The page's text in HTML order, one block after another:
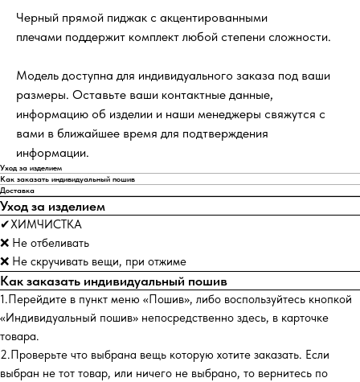
Черный прямой пиджак с акцентированными
плечами поддержит комплект любой степени сложности.
Модель доступна для индивидуального заказа под ваши
размеры. Оставьте ваши контактные данные,
информацию об изделии и наши менеджеры свяжутся с
вами в ближайшее время для подтверждения
информации.
Уход за изделием
Как заказать индивидуальный пошив
Доставка
Уход за изделием
✔ХИМЧИСТКА
❌ Не отбеливать
❌ Не скручивать вещи, при отжиме
Как заказать индивидуальный пошив
1.Перейдите в пункт меню «Пошив», либо воспользуйтесь кнопкой
«Индивидуальный пошив» непосредственно здесь, в карточке
товара.
2.Проверьте что выбрана вещь которую хотите заказать. Если
выбран не тот товар, или ничего не выбрано, то вернитесь по